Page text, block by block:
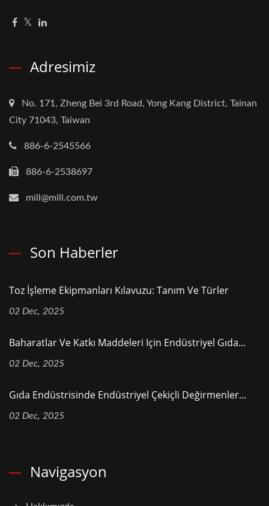
Adresimiz
No. 171, Zheng Bei 3rd Road, Yong Kang District, Tainan
City 71043, Taiwan
886-6-2545566
886-6-2538697
mill@mill.com.tw
Son Haberler
Toz İşleme Ekipmanları Kılavuzu: Tanım Ve Türler
02 Dec, 2025
Baharatlar Ve Katkı Maddeleri Için Endüstriyel Gıda...
02 Dec, 2025
Gıda Endüstrisinde Endüstriyel Çekiçli Değirmenler...
02 Dec, 2025
Navigasyon